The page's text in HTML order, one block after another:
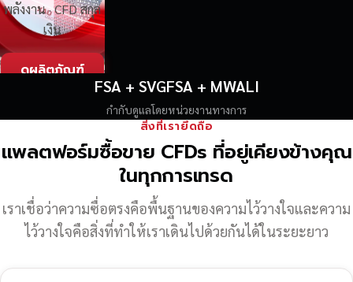
พลังงาน · CFD สกุล
เงิน
ดูผลิตภัณฑ์
FSA + SVGFSA + MWALI
กำกับดูแลโดยหน่วยงานทางการ
สิ่งที่เรายึดถือ
แพลตฟอร์มซื้อขาย CFDs ที่อยู่เคียงข้างคุณ
ในทุกการเทรด
เราเชื่อว่าความซื่อตรงคือพื้นฐานของความไว้วางใจและความ
ไว้วางใจคือสิ่งที่ทำให้เราเดินไปด้วยกันได้ในระยะยาว